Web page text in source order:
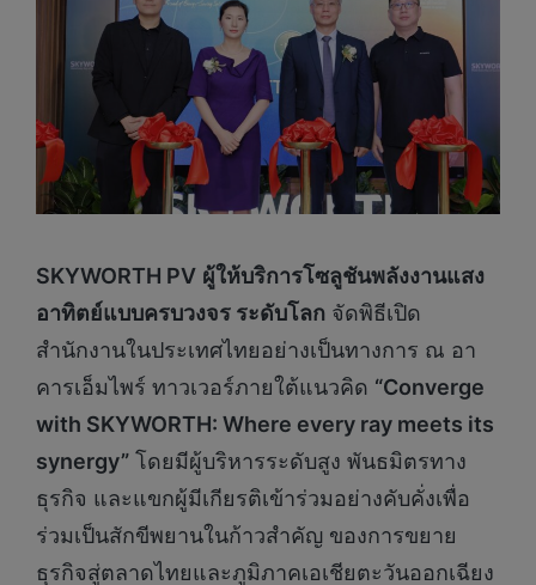
SKYWORTH PV ผู้ให้บริการโซลูชันพลังงานแสง
อาทิตย์แบบครบวงจร ระดับโลก จัดพิธีเปิด
สำนักงานในประเทศไทยอย่างเป็นทางการ ณ อา
คารเอ็มไพร์ ทาวเวอร์ภายใต้แนวคิด “Converge
with SKYWORTH: Where every ray meets its
synergy” โดยมีผู้บริหารระดับสูง พันธมิตรทาง
ธุรกิจ และแขกผู้มีเกียรติเข้าร่วมอย่างคับคั่งเพื่อ
ร่วมเป็นสักขีพยานในก้าวสำคัญ ของการขยาย
ธุรกิจสู่ตลาดไทยและภูมิภาคเอเชียตะวันออกเฉียง